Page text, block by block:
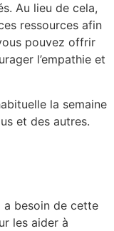
Au lieu de cela,
ressources afin
pouvez offrir
l’empathie et
la semaine
et des autres.
a besoin de cette
les aider à